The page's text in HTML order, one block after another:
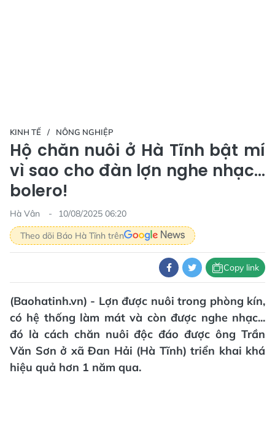
KINH TẾ NÔNG NGHIỆP
Hộ chăn nuôi ở Hà Tĩnh bật mí
vì sao cho đàn lợn nghe nhạc...
bolero!
Hà Vân
10/08/2025 06:20
Theo dõi Báo Hà Tĩnh trên
Copy link
(Baohatinh.vn) - Lợn được nuôi trong phòng kín,
có hệ thống làm mát và còn được nghe nhạc...
đó là cách chăn nuôi độc đáo được ông Trần
Văn Sơn ở xã Đan Hải (Hà Tĩnh) triển khai khá
hiệu quả hơn 1 năm qua.